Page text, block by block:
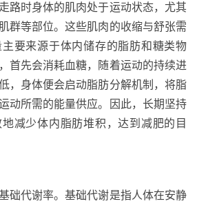
路时身体的肌肉处于运动状态，尤其
群等部位。这些肌肉的收缩与舒张需
要来源于体内储存的脂肪和糖类物
首先会消耗血糖，随着运动的持续进
，身体便会启动脂肪分解机制，将脂
动所需的能量供应。因此，长期坚持
减少体内脂肪堆积，达到减肥的目
础代谢率。基础代谢是指人体在安静